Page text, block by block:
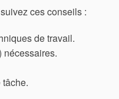
ces conseils :
de travail.
nécessaires.